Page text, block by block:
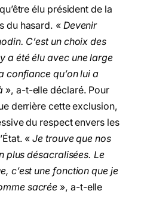
élu président de la
du hasard. « Devenir
C’est un choix des
a été élu avec une large
confiance qu’on lui a
», a-t-elle déclaré. Pour
derrière cette exclusion,
du respect envers les
« Je trouve que nos
plus désacralisées. Le
c’est une fonction que je
sacrée », a-t-elle